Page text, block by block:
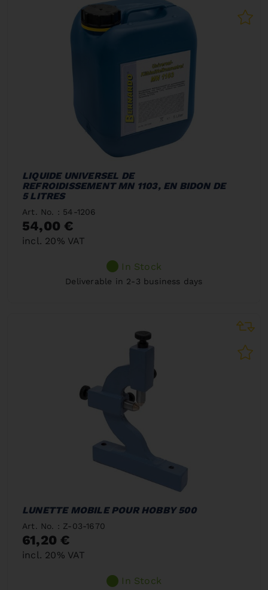
LIQUIDE UNIVERSEL DE
REFROIDISSEMENT MN 1103, EN BIDON DE
5 LITRES
Art. No. : 54-1206
54,00 €
incl. 20% VAT
In Stock
Deliverable in 2-3 business days
LUNETTE MOBILE POUR HOBBY 500
Art. No. : Z-03-1670
61,20 €
incl. 20% VAT
In Stock